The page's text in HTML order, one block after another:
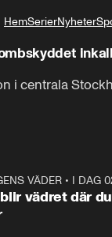
HemSerierNyheter
i centrala
VÄDER• I DAG
vädret där du